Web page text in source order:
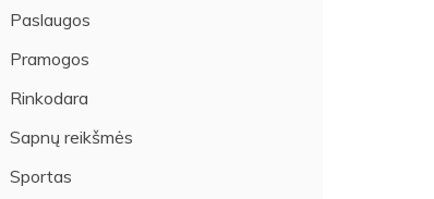
Paslaugos
Pramogos
Rinkodara
Sapnų reikšmės
Sportas